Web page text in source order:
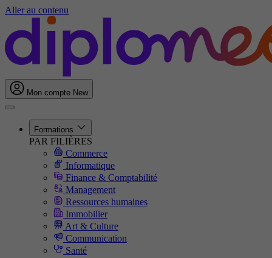
Aller au contenu
Mon compte New
Formations
PAR FILIÈRES
Commerce
Informatique
Finance & Comptabilité
Management
Ressources humaines
Immobilier
Art & Culture
Communication
Santé